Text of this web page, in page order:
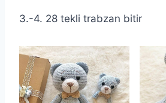
3.-4. 28 tekli trabzan bitir